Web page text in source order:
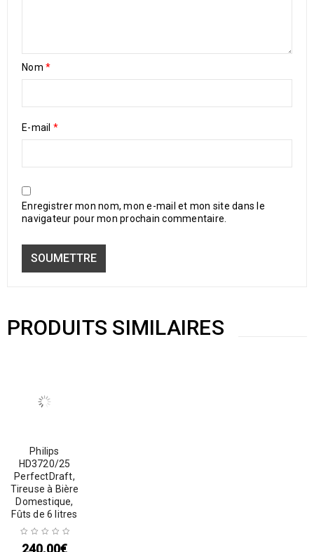
Nom *
E-mail *
Enregistrer mon nom, mon e-mail et mon site dans le
navigateur pour mon prochain commentaire.
PRODUITS SIMILAIRES
Philips
HD3720/25
PerfectDraft,
Tireuse à Bière
Domestique,
Fûts de 6 litres
240,00€